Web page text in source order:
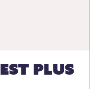
plus